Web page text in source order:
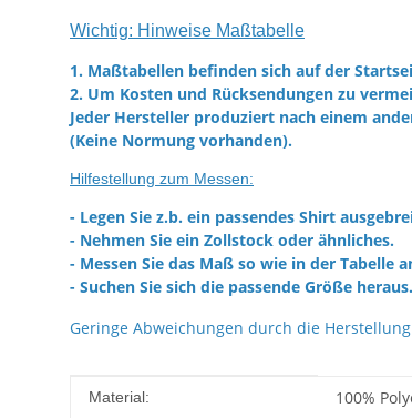
Wichtig: Hinweise Maßtabelle
1. Maßtabellen befinden sich auf der
2. Um Kosten und Rücksendungen zu
Jeder Hersteller produziert nach einem
(Keine Normung vorhanden).
Hilfestellung zum Messen:
- Legen Sie z.b. ein passendes Shirt
- Nehmen Sie ein Zollstock oder ähnliches.
- Messen Sie das Maß so wie in der Tabelle
- Suchen Sie sich die passende Größe heraus.
Geringe Abweichungen durch die
Produkteigenschaft
Wert
Material: 100%